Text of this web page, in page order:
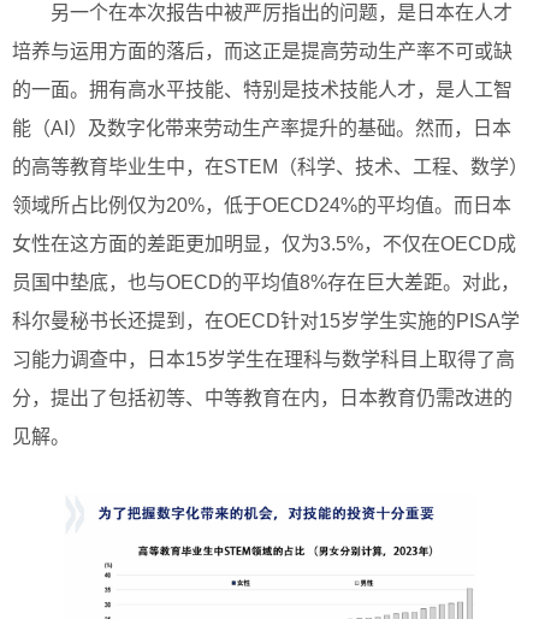
另一个在本次报告中被严厉指出的问题，是日本在人才
培养与运用方面的落后，而这正是提高劳动生产率不可或缺
的一面。拥有高水平技能、特别是技术技能人才，是人工智
能（AI）及数字化带来劳动生产率提升的基础。然而，日本
的高等教育毕业生中，在STEM（科学、技术、工程、数学）
领域所占比例仅为20%，低于OECD24%的平均值。而日本
女性在这方面的差距更加明显，仅为3.5%，不仅在OECD成
员国中垫底，也与OECD的平均值8%存在巨大差距。对此，
科尔曼秘书长还提到，在OECD针对15岁学生实施的PISA学
习能力调查中，日本15岁学生在理科与数学科目上取得了高
分，提出了包括初等、中等教育在内，日本教育仍需改进的
见解。